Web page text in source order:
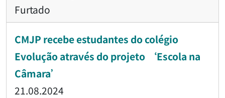
INÍCIO / ESCOLA DO LEGISLATIVO PROFESSOR CELSO...
Furtado
CMJP recebe estudantes do colégio
Evolução através do projeto ‘Escola na
Câmara’
21.08.2024